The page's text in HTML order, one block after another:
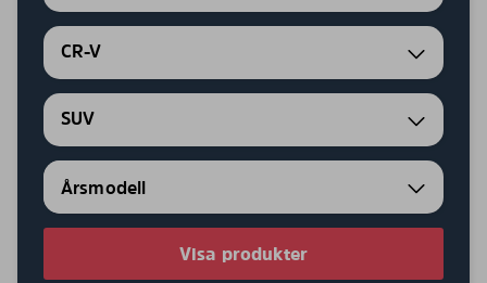
CR-V
SUV
Visa produkter